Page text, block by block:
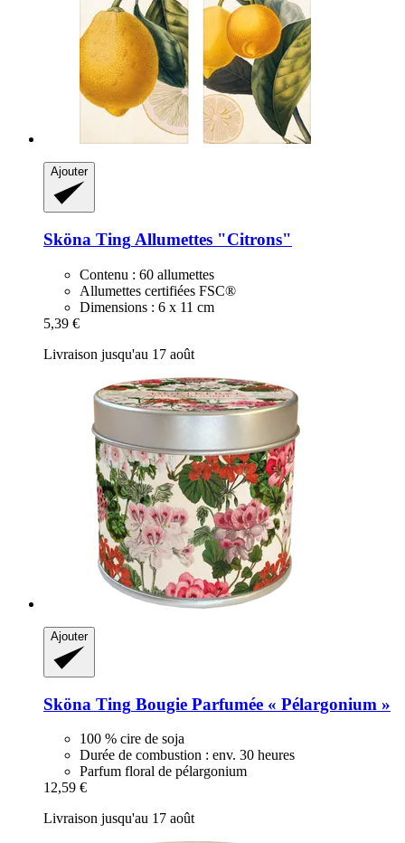
Ajouter
Sköna Ting Allumettes "Citrons"
Contenu : 60 allumettes
Allumettes certifiées FSC®
Dimensions : 6 x 11 cm
5,39 €
Livraison jusqu'au 17 août
Ajouter
Sköna Ting Bougie Parfumée « Pélargonium »
100 % cire de soja
Durée de combustion : env. 30 heures
Parfum floral de pélargonium
12,59 €
Livraison jusqu'au 17 août